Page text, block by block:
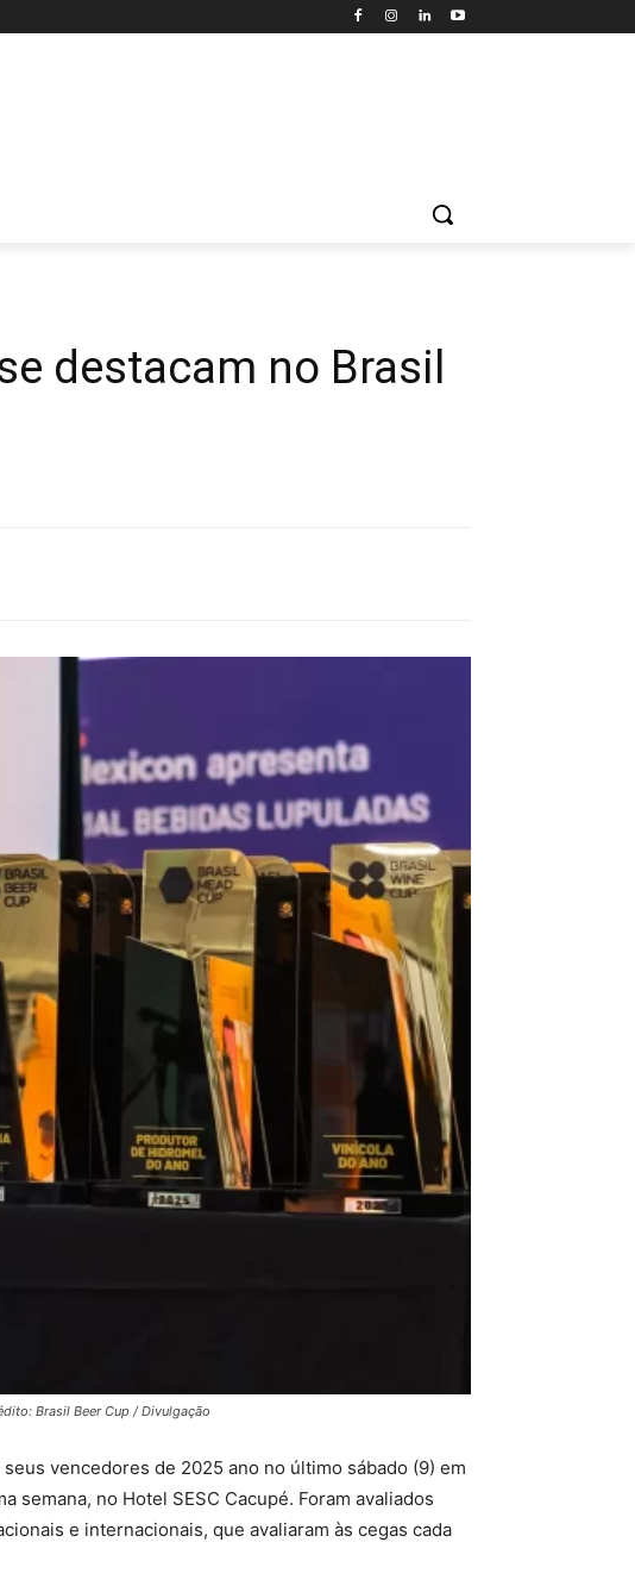
destacam no Brasil
Brasil Beer Cup / Divulgação
vencedores de 2025 ano no último sábado (9) em
no Hotel SESC Cacupé. Foram avaliados
e internacionais, que avaliaram às cegas cada